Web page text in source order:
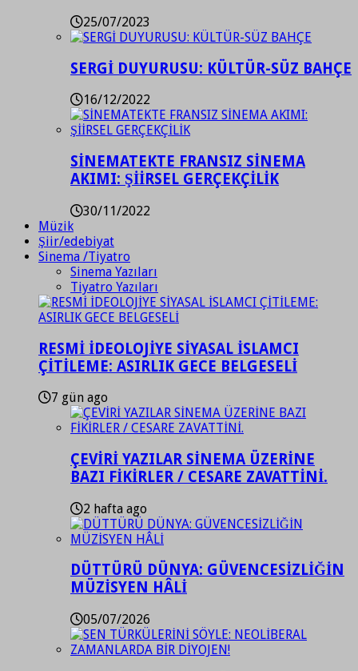
25/07/2023
SERGİ DUYURUSU: KÜLTÜR-SÜZ BAHÇE
16/12/2022
SİNEMATEKTE FRANSIZ SİNEMA
AKIMI: ŞİİRSEL GERÇEKÇİLİK
30/11/2022
Müzik
Şiir/edebiyat
Sinema /Tiyatro
Sinema Yazıları
Tiyatro Yazıları
RESMİ İDEOLOJİYE SİYASAL İSLAMCI
ÇİTİLEME: ASIRLIK GECE BELGESELİ
7 gün ago
ÇEVİRİ YAZILAR SİNEMA ÜZERİNE
BAZI FİKİRLER / CESARE ZAVATTİNİ.
2 hafta ago
DÜTTÜRÜ DÜNYA: GÜVENCESİZLİĞİN
MÜZİSYEN HÂLİ
05/07/2026